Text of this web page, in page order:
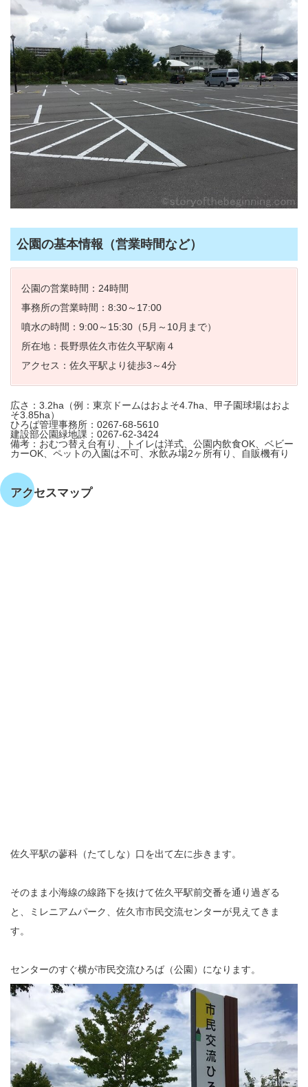
公園の基本情報（営業時間など）
公園の営業時間：24時間
事務所の営業時間：8:30～17:00
噴水の時間：9:00～15:30（5月～10月まで）
所在地：長野県佐久市佐久平駅南４
アクセス：佐久平駅より徒歩3～4分
広さ：3.2ha（例：東京ドームはおよそ4.7ha、甲子園球場はおよ
そ3.85ha）
ひろば管理事務所：0267-68-5610
建設部公園緑地課：0267-62-3424
備考：おむつ替え台有り、トイレは洋式、公園内飲食OK、ベビー
カーOK、ペットの入園は不可、水飲み場2ヶ所有り、自販機有り
アクセスマップ
佐久平駅の蓼科（たてしな）口を出て左に歩きます。
そのまま小海線の線路下を抜けて佐久平駅前交番を通り過ぎる
と、ミレニアムパーク、佐久市市民交流センターが見えてきま
す。
センターのすぐ横が市民交流ひろば（公園）になります。